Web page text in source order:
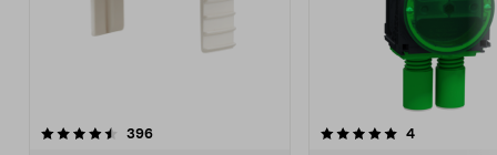
396recensioner
5.0 av 5 stjärnor 4recensioner
4.5 av 5 stjärnor